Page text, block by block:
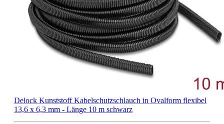
Delock Kunststoff Kabelschutzschlauch in Ovalform flexibel
13,6 x 6,3 mm - Länge 10 m schwarz